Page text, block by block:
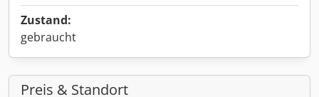
Zustand:
gebraucht
Preis & Standort